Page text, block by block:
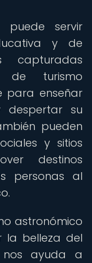
puede servir
y de
capturadas
de turismo
para enseñar
su
pueden
y sitios
destinos
personas al
astronómico
la belleza del
nos ayuda a